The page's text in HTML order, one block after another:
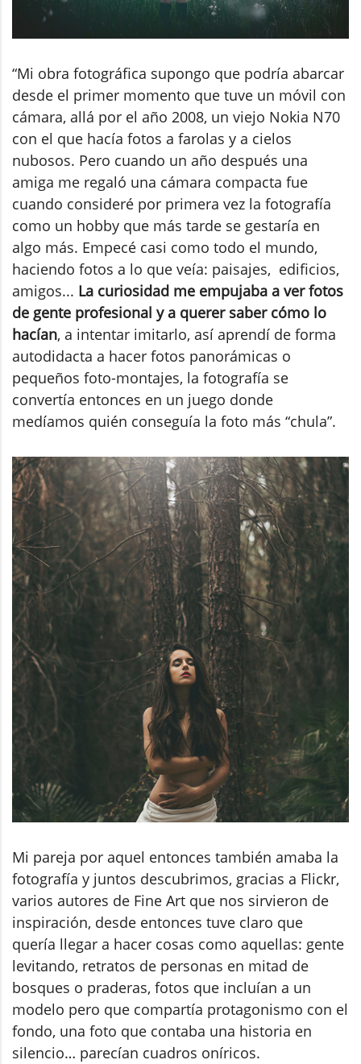
“Mi obra fotográfica supongo que podría abarcar
desde el primer momento que tuve un móvil con
cámara, allá por el año 2008, un viejo Nokia N70
con el que hacía fotos a farolas y a cielos
nubosos. Pero cuando un año después una
amiga me regaló una cámara compacta fue
cuando consideré por primera vez la fotografía
como un hobby que más tarde se gestaría en
algo más. Empecé casi como todo el mundo,
haciendo fotos a lo que veía: paisajes, edificios,
amigos... La curiosidad me empujaba a ver fotos
de gente profesional y a querer saber cómo lo
hacían, a intentar imitarlo, así aprendí de forma
autodidacta a hacer fotos panorámicas o
pequeños foto-montajes, la fotografía se
convertía entonces en un juego donde
medíamos quién conseguía la foto más “chula”.
Mi pareja por aquel entonces también amaba la
fotografía y juntos descubrimos, gracias a Flickr,
varios autores de Fine Art que nos sirvieron de
inspiración, desde entonces tuve claro que
quería llegar a hacer cosas como aquellas: gente
levitando, retratos de personas en mitad de
bosques o praderas, fotos que incluían a un
modelo pero que compartía protagonismo con el
fondo, una foto que contaba una historia en
silencio… parecían cuadros oníricos.